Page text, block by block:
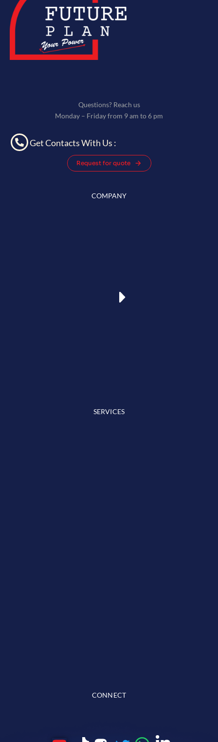
Questions? Reach us
Monday – Friday from 9 am to 6 pm
Get Contacts With Us :
Request for quote
COMPANY
SERVICES
CONNECT